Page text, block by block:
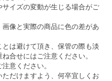
サイズの変動が生じる場合がご
画像と実際の商品に色の差があ
とは避けて頂き、保管の際も淡
合せにはご注意ください。
意ください。
だけますよう、何卒宜しくお